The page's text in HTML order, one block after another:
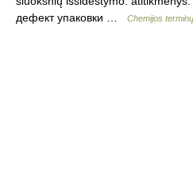
дефект упаковки …
Chemijos